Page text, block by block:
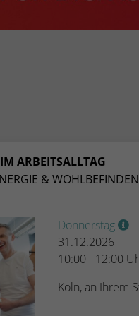
ARBEITSALLTAG
& WOHLBEFINDEN
Donnerstag
31.12.2026
10:00 - 12:00
Köln, an Ihrem